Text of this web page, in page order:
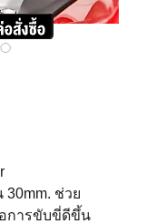
ช่วย
การขับขี่ดีขึ้น